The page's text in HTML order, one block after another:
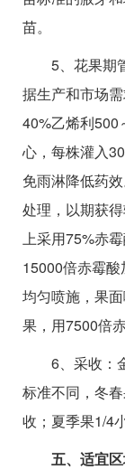
苗。
5、花果期
据生产和市场
40%乙烯利500
心，每株灌入
免雨淋降低药
处理，以期获
上采用75%赤
15000倍赤霉
均匀喷施，果
果，用7500倍
6、采收：
标准不同，冬
收；夏季果1/4
五、适宜区